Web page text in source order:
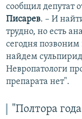
сообщил депутат
Писарев. – И
трудно, но есть
сегодня
найдем
Невропатологи
препарата нет".
"Полтора